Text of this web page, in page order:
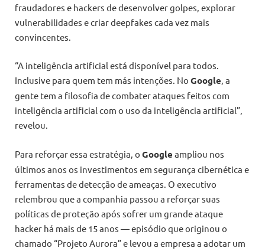
fraudadores e hackers de desenvolver golpes, explorar
vulnerabilidades e criar deepfakes cada vez mais
convincentes.
“A inteligência artificial está disponível para todos.
Inclusive para quem tem más intenções. No Google, a
gente tem a filosofia de combater ataques feitos com
inteligência artificial com o uso da inteligência artificial”,
revelou.
Para reforçar essa estratégia, o Google ampliou nos
últimos anos os investimentos em segurança cibernética e
ferramentas de detecção de ameaças. O executivo
relembrou que a companhia passou a reforçar suas
políticas de proteção após sofrer um grande ataque
hacker há mais de 15 anos — episódio que originou o
chamado “Projeto Aurora” e levou a empresa a adotar um